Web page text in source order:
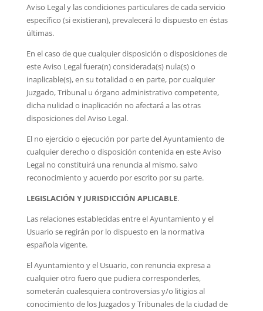
Aviso Legal y las condiciones particulares de cada servicio
específico (si existieran), prevalecerá lo dispuesto en éstas
últimas.
En el caso de que cualquier disposición o disposiciones de
este Aviso Legal fuera(n) considerada(s) nula(s) o
inaplicable(s), en su totalidad o en parte, por cualquier
Juzgado, Tribunal u órgano administrativo competente,
dicha nulidad o inaplicación no afectará a las otras
disposiciones del Aviso Legal.
El no ejercicio o ejecución por parte del Ayuntamiento de
cualquier derecho o disposición contenida en este Aviso
Legal no constituirá una renuncia al mismo, salvo
reconocimiento y acuerdo por escrito por su parte.
LEGISLACIÓN Y JURISDICCIÓN APLICABLE.
Las relaciones establecidas entre el Ayuntamiento y el
Usuario se regirán por lo dispuesto en la normativa
española vigente.
El Ayuntamiento y el Usuario, con renuncia expresa a
cualquier otro fuero que pudiera corresponderles,
someterán cualesquiera controversias y/o litigios al
conocimiento de los Juzgados y Tribunales de la ciudad de